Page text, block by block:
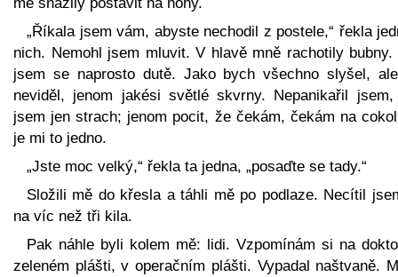
„Říkala jsem vám, abyste nechodil z postele,“ řekla
nich. Nemohl jsem mluvit. V hlavě mně rachotily
jsem se naprosto dutě. Jako bych všechno slyšel,
neviděl, jenom jakési světlé skvrny. Nepanikařil
jsem jen strach; jenom pocit, že čekám, čekám na
je mi to jedno.
„Jste moc velký,“ řekla ta jedna, „posaďte se tady.“
Složili mě do křesla a táhli mě po podlaze. Necítil
na víc než tři kila.
Pak náhle byli kolem mě: lidi. Vzpomínám si na
zeleném plášti, v operačním plášti. Vypadal naštvaně.